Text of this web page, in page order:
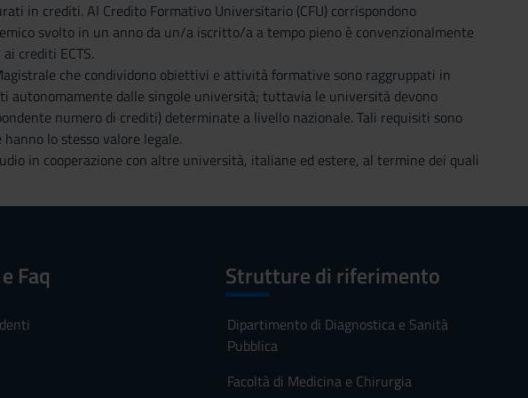
in crediti. Al Credito Formativo Universitario (CFU) corrispondono
svolto in un anno da un/a iscritto/a a tempo pieno è convenzionalmente
crediti ECTS.
che condividono obiettivi e attività formative sono raggruppati in
autonomamente dalle singole università; tuttavia le università devono
numero di crediti) determinate a livello nazionale. Tali requisiti sono
lo stesso valore legale.
in cooperazione con altre università, italiane ed estere, al termine dei quali
Faq Strutture di riferimento
Dipartimento di Diagnostica e Sanità
Pubblica
Facoltà di Medicina e Chirurgia